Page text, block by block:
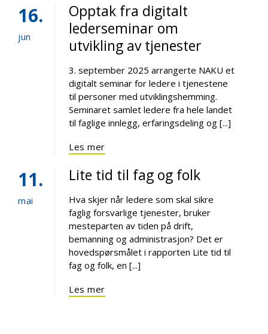
16
jun
Opptak fra digitalt
lederseminar om
utvikling av tjenester
3. september 2025 arrangerte NAKU et
digitalt seminar for ledere i tjenestene
til personer med utviklingshemming.
Seminaret samlet ledere fra hele landet
til faglige innlegg, erfaringsdeling og [...]
Les mer
11
mai
Lite tid til fag og folk
Hva skjer når ledere som skal sikre
faglig forsvarlige tjenester, bruker
mesteparten av tiden på drift,
bemanning og administrasjon? Det er
hovedspørsmålet i rapporten Lite tid til
fag og folk, en [...]
Les mer